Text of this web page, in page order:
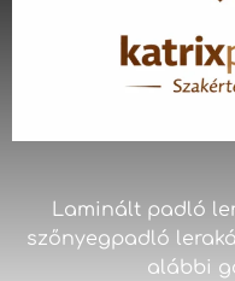
Laminált padló
szőnyegpadló
alábbi